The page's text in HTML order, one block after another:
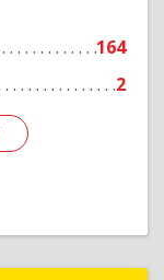
164
2
Подробнее